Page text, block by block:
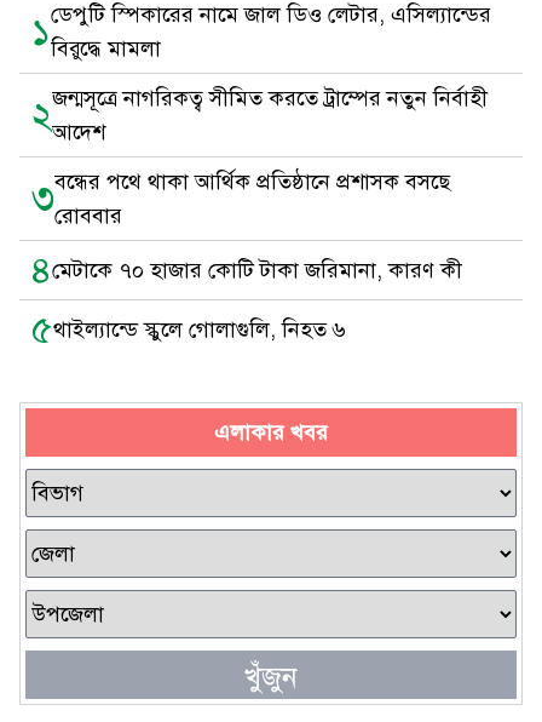
১ডেপুটি স্পিকারের নামে জাল ডিও লেটার, এসিল্যান্ডের
বিরুদ্ধে মামলা
২জন্মসূত্রে নাগরিকত্ব সীমিত করতে ট্রাম্পের নতুন নির্বাহী
আদেশ
৩বন্ধের পথে থাকা আর্থিক প্রতিষ্ঠানে প্রশাসক বসছে
রোববার
৪মেটাকে ৭০ হাজার কোটি টাকা জরিমানা, কারণ কী
৫থাইল্যান্ডে স্কুলে গোলাগুলি, নিহত ৬
এলাকার খবর
খুঁজুন